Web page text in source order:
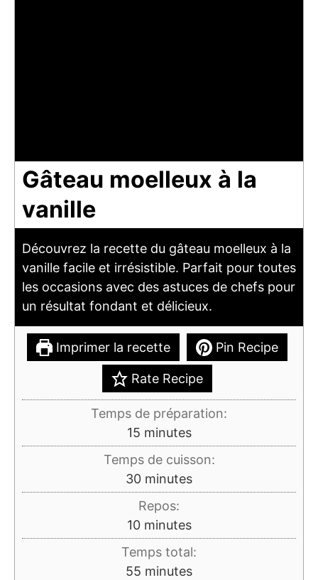
Gâteau moelleux à la
vanille
Découvrez la recette du gâteau moelleux à la
vanille facile et irrésistible. Parfait pour toutes
les occasions avec des astuces de chefs pour
un résultat fondant et délicieux.
Imprimer la recette Pin Recipe
Rate Recipe
Temps de préparation:
15minutes
minutes
Temps de cuisson:
30minutes
minutes
Repos:
10minutes
minutes
Temps total:
55 minutes
minutes